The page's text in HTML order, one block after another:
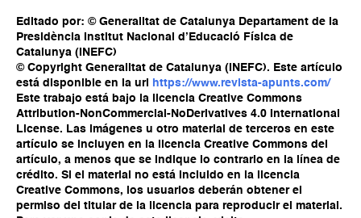
Editado por: © Generalitat de Catalunya Departament de la
Presidència Institut Nacional d’Educació Física de
Catalunya (INEFC)
© Copyright Generalitat de Catalunya (INEFC). Este artículo
está disponible en la url
https://www.revista-apunts.com/
Este trabajo está bajo la licencia Creative Commons
Attribution-NonCommercial-NoDerivatives 4.0 International
License. Las imágenes u otro material de terceros en este
artículo se incluyen en la licencia Creative Commons del
artículo, a menos que se indique lo contrario en la línea de
crédito. Si el material no está incluido en la licencia
Creative Commons, los usuarios deberán obtener el
permiso del titular de la licencia para reproducir el material.